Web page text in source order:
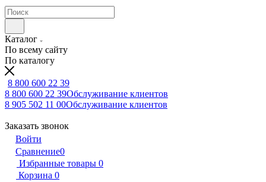
Каталог
По всему сайту
По каталогу
8 800 600 22 39
8 800 600 22 39Обслуживание клиентов
8 905 502 11 00Обслуживание клиентов
Заказать звонок
Войти
Сравнение0
Избранные товары 0
Корзина 0